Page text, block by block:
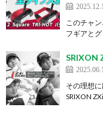
このチャ
フギアと
SRIXON
その理想に
SRIXON